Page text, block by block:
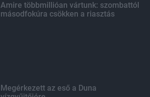
Amire többmillióan vártunk: szombattól
másodfokúra csökken a riasztás
Megérkezett az eső a Duna